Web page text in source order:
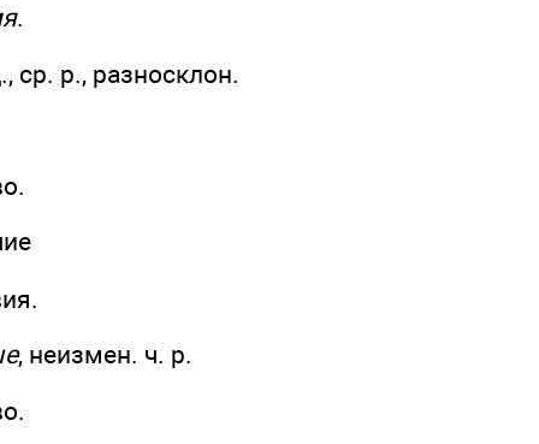
.
ср. р., разносклон.
, неизмен. ч. р.